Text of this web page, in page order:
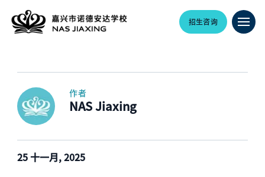
招生咨询
作者
NAS Jiaxing
25 十一月, 2025